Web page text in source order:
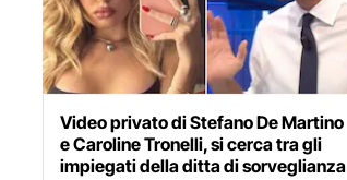
Video privato di Stefano De Martino
e Caroline Tronelli, si cerca tra gli
impiegati della ditta di sorveglianza